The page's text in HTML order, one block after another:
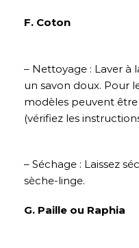
F. Coton
– Nettoyage : Laver à
un savon doux. Pour
modèles peuvent
(vérifiez les
– Séchage : Laissez
sèche-linge.
G. Paille ou Raphia